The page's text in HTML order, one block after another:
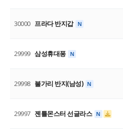
30000 프라다 반지갑 N
29999 삼성휴대퐁 N
29998 불가리 반지(남성) N
29997 젠틀몬스터 선글라스 N